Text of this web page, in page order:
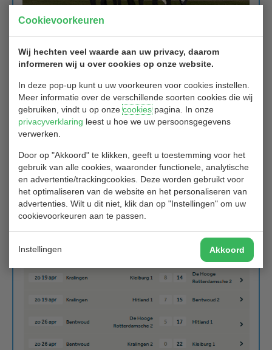
Cookievoorkeuren
Wij hechten veel waarde aan uw privacy, daarom
informeren wij u over cookies op onze website.
In deze pop-up kunt u uw voorkeuren voor cookies instellen.
Meer informatie over de verschillende soorten cookies die wij
gebruiken, vindt u op onzecookiespagina. In onze
privacyverklaring leest u hoe we uw persoonsgegevens
verwerken.
Door op "Akkoord" te klikken, geeft u toestemming voor het
gebruik van alle cookies, waaronder functionele, analytische
en advertentie/trackingcookies. Deze worden gebruikt voor
het optimaliseren van de website en het personaliseren van
advertenties. Wilt u dit niet, klik dan op "Instellingen" om uw
cookievoorkeuren aan te passen.
Instellingen Akkoord